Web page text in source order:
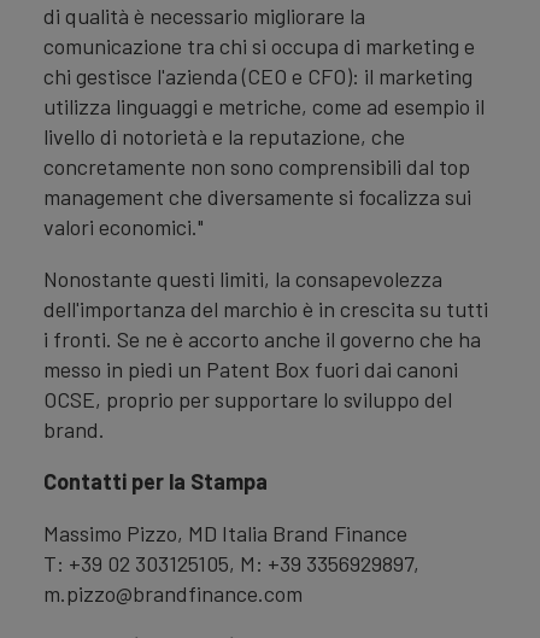
di qualità è necessario migliorare la
comunicazione tra chi si occupa di marketing e
chi gestisce l'azienda (CEO e CFO): il marketing
utilizza linguaggi e metriche, come ad esempio il
livello di notorietà e la reputazione, che
concretamente non sono comprensibili dal top
management che diversamente si focalizza sui
valori economici."
Nonostante questi limiti, la consapevolezza
dell'importanza del marchio è in crescita su tutti
i fronti. Se ne è accorto anche il governo che ha
messo in piedi un Patent Box fuori dai canoni
OCSE, proprio per supportare lo sviluppo del
brand.
Contatti per la Stampa
Massimo Pizzo, MD Italia Brand Finance
T: +39 02 303125105, M: +39 3356929897,
m.pizzo@brandfinance.com